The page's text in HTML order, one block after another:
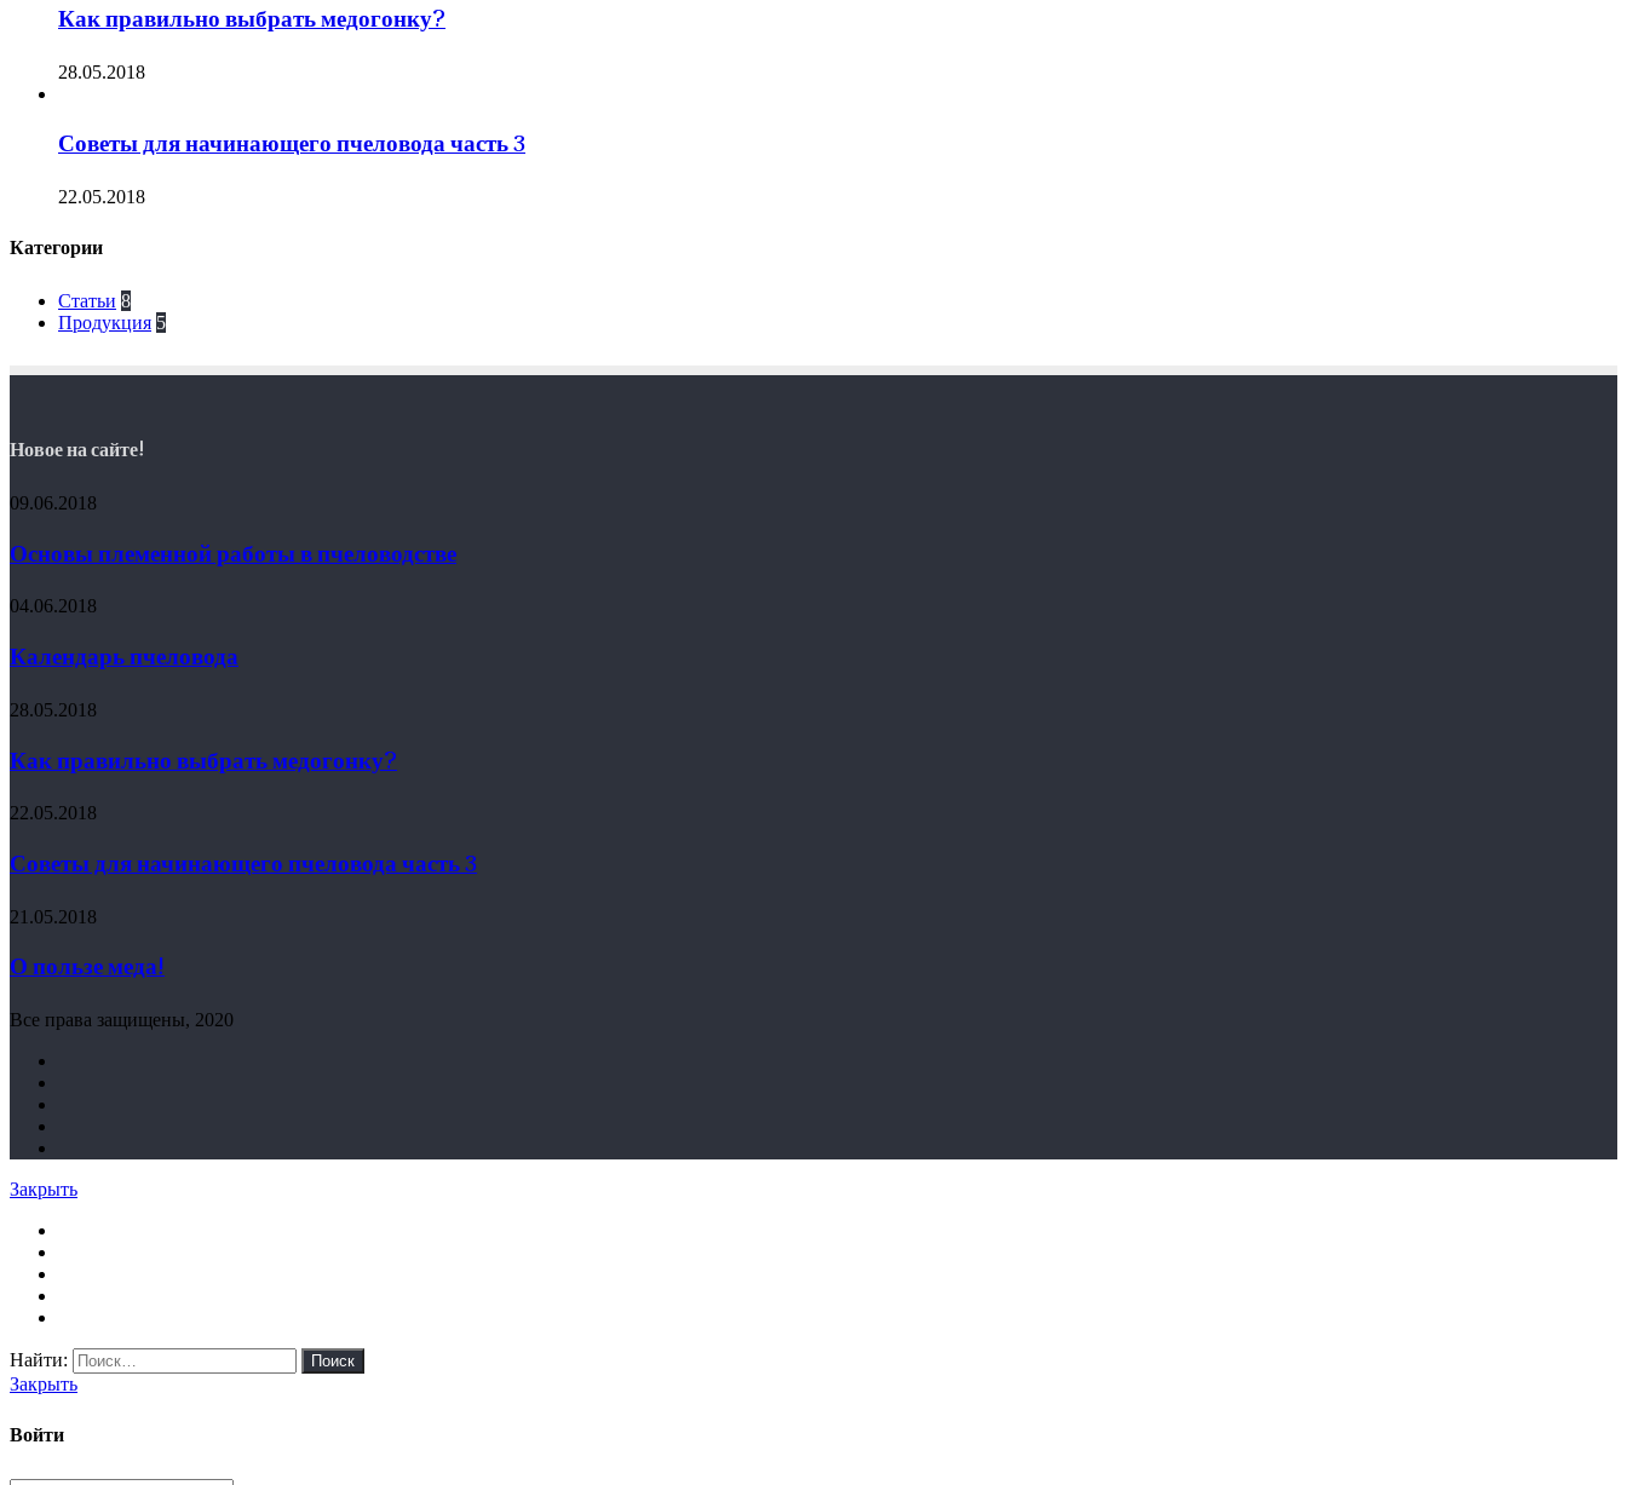
Как правильно выбрать медогонку?
28.05.2018
Советы для начинающего пчеловода часть 3
22.05.2018
Категории
Статьи 8
Продукция 5
Новое на сайте!
09.06.2018
Основы племенной работы в пчеловодстве
04.06.2018
Календарь пчеловода
28.05.2018
Как правильно выбрать медогонку?
22.05.2018
Советы для начинающего пчеловода часть 3
21.05.2018
О пользе меда!
Все права защищены, 2020
Закрыть
Найти:
Закрыть
Войти